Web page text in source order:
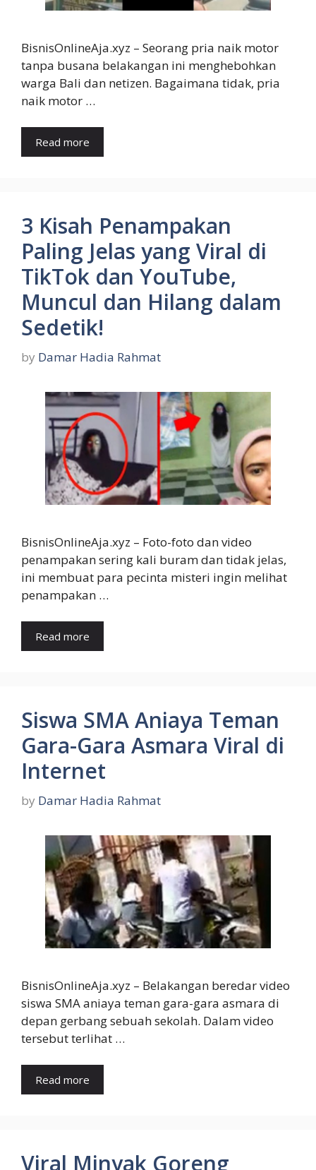
BisnisOnlineAja.xyz – Seorang pria naik motor
tanpa busana belakangan ini menghebohkan
warga Bali dan netizen. Bagaimana tidak, pria
naik motor …
Read more
3 Kisah Penampakan
Paling Jelas yang Viral di
TikTok dan YouTube,
Muncul dan Hilang dalam
Sedetik!
by Damar Hadia Rahmat
BisnisOnlineAja.xyz – Foto-foto dan video
penampakan sering kali buram dan tidak jelas,
ini membuat para pecinta misteri ingin melihat
penampakan …
Read more
Siswa SMA Aniaya Teman
Gara-Gara Asmara Viral di
Internet
by Damar Hadia Rahmat
BisnisOnlineAja.xyz – Belakangan beredar video
siswa SMA aniaya teman gara-gara asmara di
depan gerbang sebuah sekolah. Dalam video
tersebut terlihat …
Read more
Viral Minyak Goreng